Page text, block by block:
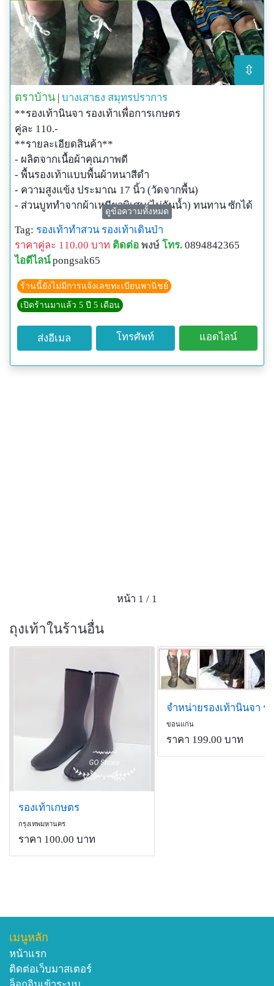
⇳
ตราบ้าน | บางเสาธง สมุทรปราการ
**รองเท้านินจา รองเท้าเพื่อการเกษตร
คู่ละ 110.-
**รายละเอียดสินค้า**
- ผลิตจากเนื้อผ้าคุณภาพดี
- พื้นรองเท้าแบบพื้นผ้าหนาสีดำ
- ความสูงแข้ง ประมาณ 17 นิ้ว (วัดจากพื้น)
- ส่วนบูททำจากผ้าเหนียวพิเศษ(ไม่กันน้ำ) ทนทาน ซักได้
- ใช้ซิปออโต้ล็อคอย่าง ดี สวมใส่ง่าย
- มีเชือกผูกกระชับ
- รองเท้า เบอร์ 9= 26 cm. เบอร์ 10= 27 cm. เบอร์ 11 = 28
cm.
ดูข้อความทั้งหมด
Tag: รองเท้าทำสวน รองเท้าเดินป่า
ราคาคู่ละ 110.00 บาท ติดต่อ พงษ์ โทร. 0894842365
ไอดีไลน์ pongsak65
ร้านนี้ยังไม่มีการแจ้งเลขทะเบียนพานิชย์
เปิดร้านมาแล้ว 5 ปี 5 เดือน
ส่งอีเมล โทรศัพท์ แอดไลน์
หน้า 1 / 1
ถุงเท้าในร้านอื่น
รองเท้าเกษตร
กรุงเทพมหานคร
ราคา 100.00 บาท
ขอนแก่น
ราคา 199.00 บาท
เมนูหลัก
หน้าแรก
ติดต่อเว็บมาสเตอร์